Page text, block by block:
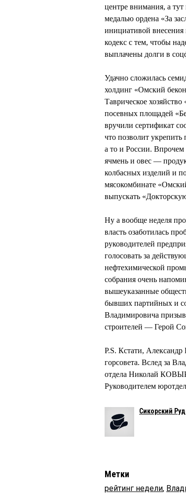
центре внимания, а
медалью ордена «За
инициативой
кодекс с тем, чтобы
выплачены долги в
Удачно сложилась
холдинг «Омский
Таврическое
посевных площадей
вручили сертификат
что позволит
а то и России.
ячмень и овес —
колбасных изделий и
мясокомбинате
выпускать
Ну а вообще неделя
власть озаботилась
руководителей
голосовать за
нефтехимической
собрания очень
вышеуказанные
бывших партийных и
Владимировича
строителей — Герой
P.S. Кстати,
горсовета. Вслед за
отдела Николай
Руководителем
Сикорский
Метки
рейтинг недели,